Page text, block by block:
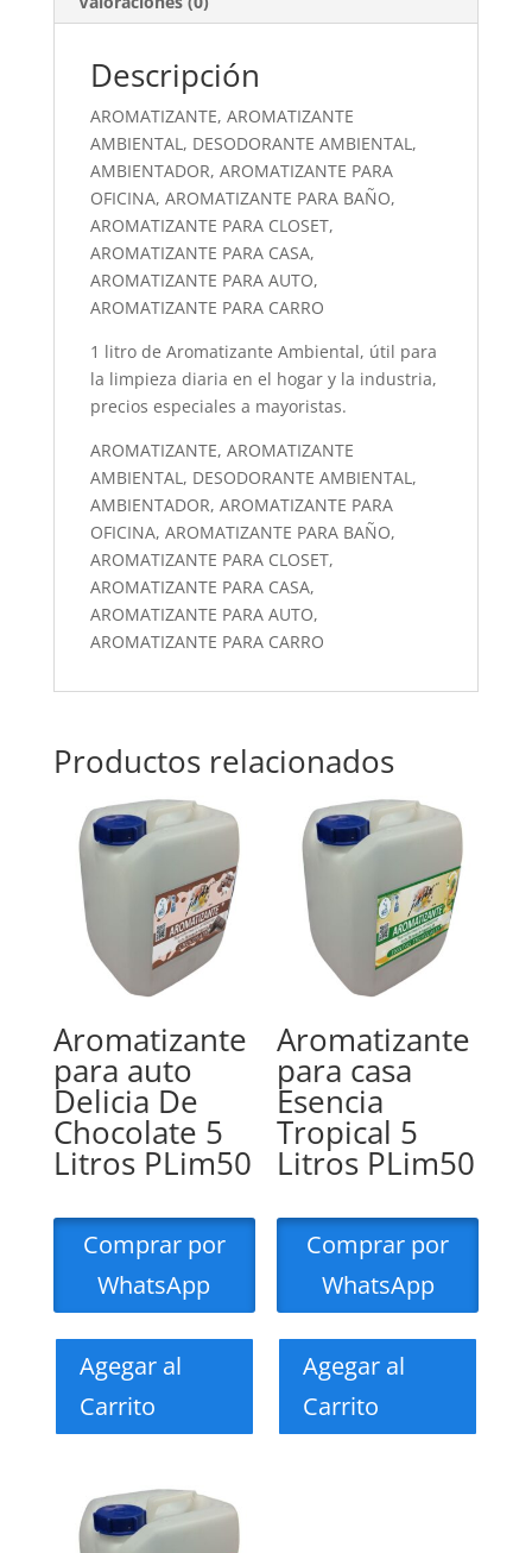
Descripción
AROMATIZANTE, AROMATIZANTE
AMBIENTAL, DESODORANTE AMBIENTAL,
AMBIENTADOR, AROMATIZANTE PARA
OFICINA, AROMATIZANTE PARA BAÑO,
AROMATIZANTE PARA CLOSET,
AROMATIZANTE PARA CASA,
AROMATIZANTE PARA AUTO,
AROMATIZANTE PARA CARRO
1 litro de Aromatizante Ambiental, útil para
la limpieza diaria en el hogar y la industria,
precios especiales a mayoristas.
AROMATIZANTE, AROMATIZANTE
AMBIENTAL, DESODORANTE AMBIENTAL,
AMBIENTADOR, AROMATIZANTE PARA
OFICINA, AROMATIZANTE PARA BAÑO,
AROMATIZANTE PARA CLOSET,
AROMATIZANTE PARA CASA,
AROMATIZANTE PARA AUTO,
AROMATIZANTE PARA CARRO
Productos relacionados
Aromatizante
para auto
Delicia De
Chocolate 5
Litros PLim50
Comprar por
WhatsApp
Agegar al
Carrito
Aromatizante
para casa
Esencia
Tropical 5
Litros PLim50
Comprar por
WhatsApp
Agegar al
Carrito